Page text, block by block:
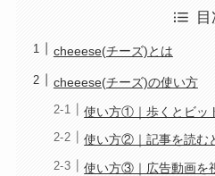
cheeese(チーズ)とは
cheeese(チーズ)の使い方
使い方①｜歩くとビッ
使い方②｜記事を読む
使い方③｜広告動画を